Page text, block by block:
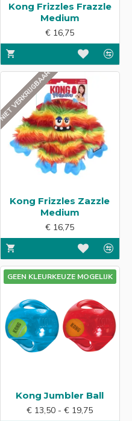
Kong Frizzles Frazzle
Medium
€ 16,75
NIET VERKRIJGBAAR
Kong Frizzles Zazzle
Medium
€ 16,75
GEEN KLEURKEUZE MOGELIJK
Kong Jumbler Ball
€ 13,50 - € 19,75